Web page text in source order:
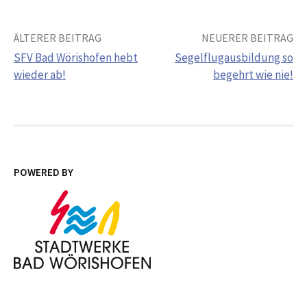
Beitrags-
Navigation
ÄLTERER BEITRAG
SFV Bad Wörishofen hebt
wieder ab!
NEUERER BEITRAG
Segelflugausbildung so
begehrt wie nie!
POWERED BY